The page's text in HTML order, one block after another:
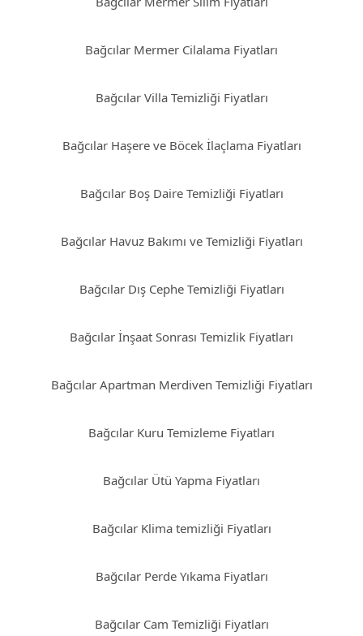
Bağcılar Mermer Cilalama Fiyatları
Bağcılar Villa Temizliği Fiyatları
Bağcılar Haşere ve Böcek İlaçlama Fiyatları
Bağcılar Boş Daire Temizliği Fiyatları
Bağcılar Havuz Bakımı ve Temizliği Fiyatları
Bağcılar Dış Cephe Temizliği Fiyatları
Bağcılar İnşaat Sonrası Temizlik Fiyatları
Bağcılar Apartman Merdiven Temizliği Fiyatları
Bağcılar Kuru Temizleme Fiyatları
Bağcılar Ütü Yapma Fiyatları
Bağcılar Klima temizliği Fiyatları
Bağcılar Perde Yıkama Fiyatları
Bağcılar Cam Temizliği Fiyatları